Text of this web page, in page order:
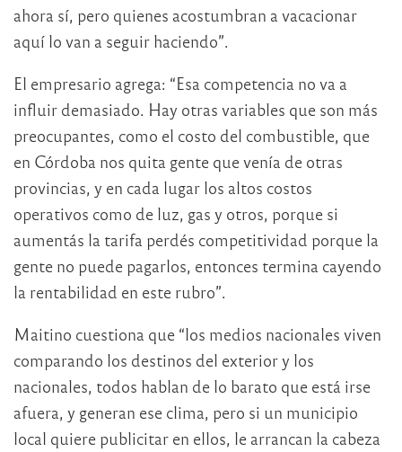
ahora sí, pero quienes acostumbran a vacacionar
aquí lo van a seguir haciendo”.
El empresario agrega: “Esa competencia no va a
influir demasiado. Hay otras variables que son más
preocupantes, como el costo del combustible, que
en Córdoba nos quita gente que venía de otras
provincias, y en cada lugar los altos costos
operativos como de luz, gas y otros, porque si
aumentás la tarifa perdés competitividad porque la
gente no puede pagarlos, entonces termina cayendo
la rentabilidad en este rubro”.
Maitino cuestiona que “los medios nacionales viven
comparando los destinos del exterior y los
nacionales, todos hablan de lo barato que está irse
afuera, y generan ese clima, pero si un municipio
local quiere publicitar en ellos, le arrancan la cabeza